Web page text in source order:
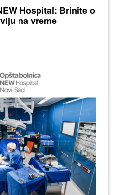
Hospital: Brinite o
na vreme